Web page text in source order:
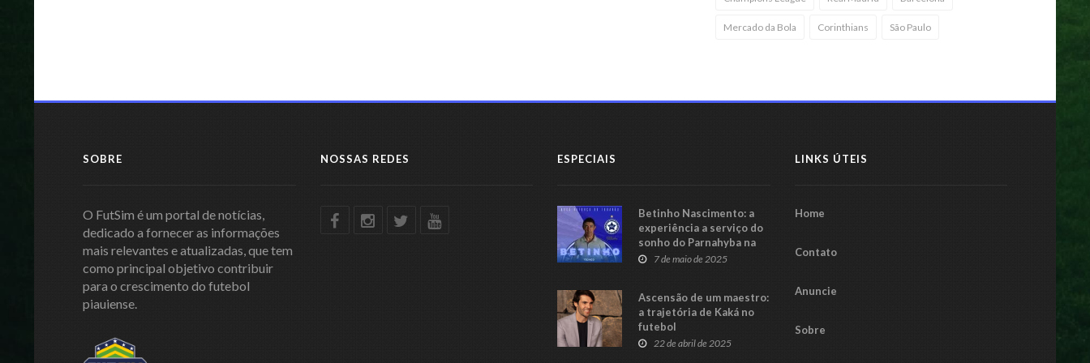
Mercado da Bola Corinthians São Paulo
SOBRE
O FutSim é um portal de notícias,
dedicado a fornecer as informações
mais relevantes e atualizadas, que tem
como principal objetivo contribuir
para o crescimento do futebol
piauiense.
NOSSAS REDES ESPECIAIS
Betinho Nascimento: a
experiência a serviço do
sonho do Parnahyba na
Série C
7 de maio de 2025
Ascensão de um maestro:
a trajetória de Kaká no
futebol
22 de abril de 2025
LINKS ÚTEIS
Home
Contato
Anuncie
Sobre